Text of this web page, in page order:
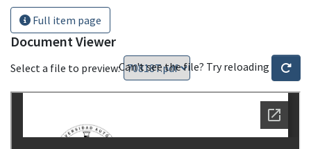
Full item page
Document Viewer
Select a file to preview:Can't see the file? Try reloading